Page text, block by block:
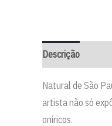
Descrição
Natural de São
artista não só
oníricos.